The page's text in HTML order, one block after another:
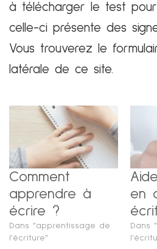
à télécharger le test
celle-ci présente des
Vous trouverez le
latérale de ce site.
Comment
apprendre à
écrire ?
Dans "apprentissage de
l'écriture"
en
Dans